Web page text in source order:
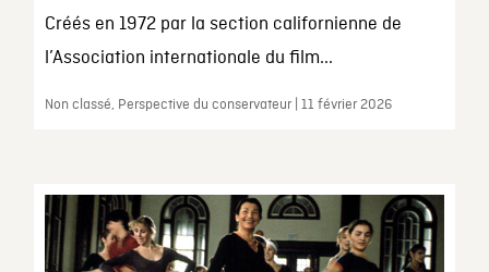
Créés en 1972 par la section californienne de
l’Association internationale du film...
Non classé, Perspective du conservateur | 11 février 2026